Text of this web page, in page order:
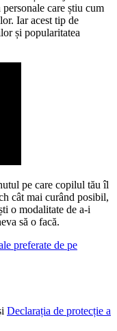
care știu cum
Iar acest tip de
și popularitatea
pe care copilul tău îl
cât mai curând posibil,
o modalitate de a-i
să o facă.
preferate de pe
Declarația de protecție a